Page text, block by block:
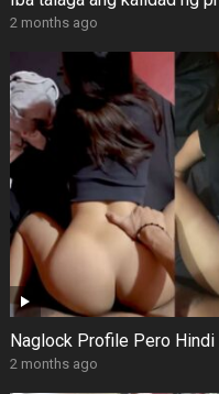
2 months ago
Naglock Profile Pero
2 months ago